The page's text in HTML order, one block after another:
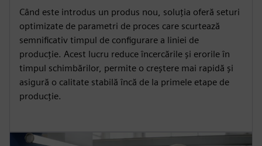
Când este introdus un produs nou, soluția oferă seturi
optimizate de parametri de proces care scurtează
semnificativ timpul de configurare a liniei de
producție. Acest lucru reduce încercările și erorile în
timpul schimbărilor, permite o creștere mai rapidă și
asigură o calitate stabilă încă de la primele etape de
producție.